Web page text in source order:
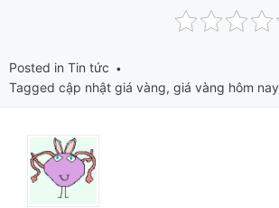
Posted in Tin tức
Tagged cập nhật giá vàng, giá vàng hôm nay